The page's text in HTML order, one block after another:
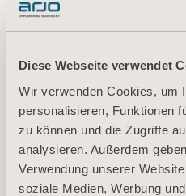
Diese Webseite verwendet
Wir verwenden Cookies, um
personalisieren, Funktionen
zu können und die Zugriffe
analysieren. Außerdem
Verwendung unserer
soziale Medien, Werbung
Gurte für